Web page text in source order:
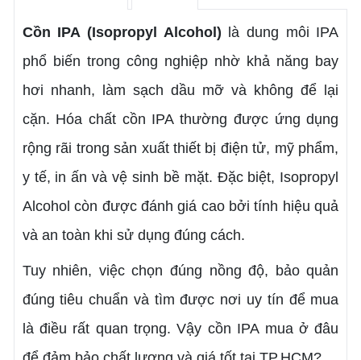
Cồn IPA (Isopropyl Alcohol) là dung môi IPA
phổ biến trong công nghiệp nhờ khả năng bay
hơi nhanh, làm sạch dầu mỡ và không để lại
cặn. Hóa chất cồn IPA thường được ứng dụng
rộng rãi trong sản xuất thiết bị điện tử, mỹ phẩm,
y tế, in ấn và vệ sinh bề mặt. Đặc biệt, Isopropyl
Alcohol còn được đánh giá cao bởi tính hiệu quả
và an toàn khi sử dụng đúng cách.
Tuy nhiên, việc chọn đúng nồng độ, bảo quản
đúng tiêu chuẩn và tìm được nơi uy tín để mua
là điều rất quan trọng. Vậy cồn IPA mua ở đâu